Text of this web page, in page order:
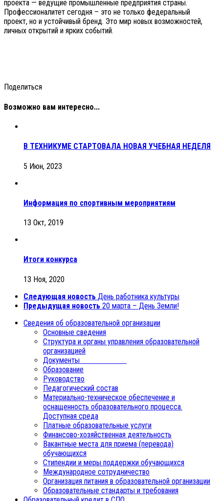
проекта — ведущие промышленные предприятия страны.
Профессионалитет сегодня – это не только федеральный
проект, но и устойчивый бренд. Это мир новых возможностей,
личных открытий и ярких событий.
Поделиться
Возможно вам интересно...
В ТЕХНИКУМЕ СТАРТОВАЛА НОВАЯ УЧЕБНАЯ НЕДЕЛЯ
5 Июн, 2023
Информация по спортивным мероприятиям
13 Окт, 2019
Итоги конкурса
13 Ноя, 2020
Следующая новость День работника культуры
Предыдущая новость 20 марта – День Земли!
Сведения об образовательной организации
Основные сведения
Структура и органы управления образовательной
организацией
Документы
Образование
Руководство
Педагогический состав
Материально-техническое обеспечение и
оснащенность образовательного процесса.
Доступная среда
Платные образовательные услуги
Финансово-хозяйственная деятельность
Вакантные места для приема (перевода)
обучающихся
Стипендии и меры поддержки обучающихся
Международное сотрудничество
Организация питания в образовательной организации
Образовательные стандарты и требования